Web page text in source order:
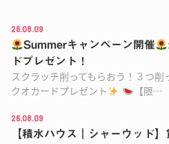
26.08.09
Summerキャンペーン開催
ドプレゼント！
スクラッチ削ってもらおう！３つ
クオカードプレゼント
【限…
26.08.09
【積水ハウス｜シャーウッド